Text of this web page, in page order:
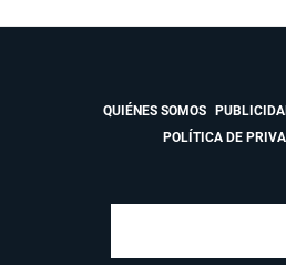
QUIÉNES SOMOS
POLÍTICA DE